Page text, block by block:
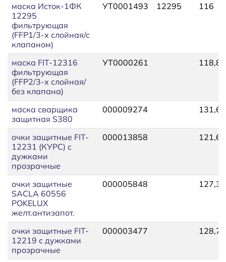
маска Исток-1ФК
12295
фильтрующая
(FFP1/3-х слойная/с
клапаном)
УТ0001493 12295 116
маска FIT-12316
фильтрующая
(FFP2/3-х слойная/
без клапана)
УТ0000261 118,82
маска сварщика
защитная S380
000009274 131,61
очки защитные FIT-
12231 (КУРС) с
дужками
прозрачные
000013858 121,65
очки защитные
SACLA 60556
POKELUX
желт.антизапот.
000005848 127,31
очки защитные FIT-
12219 с дужками
прозрачные
000003477 128,78